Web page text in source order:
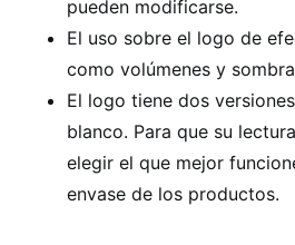
pueden modificarse.
El uso sobre el logo de
como volúmenes y
El logo tiene dos
blanco. Para que su
elegir el que mejor
envase de los productos.